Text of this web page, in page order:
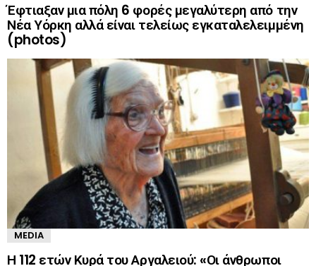
Έφτιαξαν μια πόλη 6 φορές μεγαλύτερη από την
Νέα Υόρκη αλλά είναι τελείως εγκαταλελειμμένη
(photos)
MEDIA
Η 112 ετών Κυρά του Αργαλειού: «Οι άνθρωποι